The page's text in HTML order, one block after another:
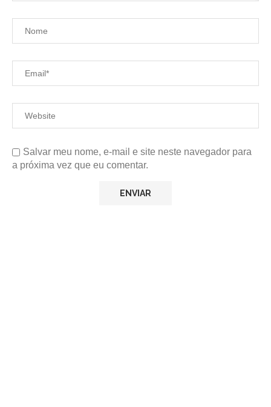
Salvar meu nome, e-mail e site neste navegador para
a próxima vez que eu comentar.